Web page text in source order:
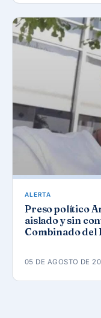
ALERTA
Preso político
aislado y sin
Combinado del
05 DE AGOSTO DE